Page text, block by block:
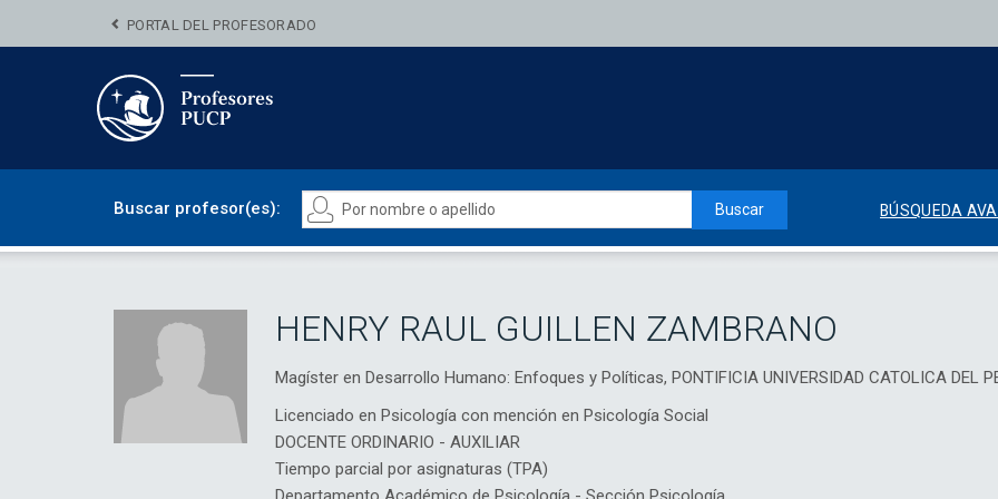
PORTAL DEL PROFESORADO
Buscar profesor(es): Buscar BÚSQUEDA
HENRY RAUL GUILLEN ZAMBRANO
Magíster en Desarrollo Humano: Enfoques y Políticas, PONTIFICIA UNIVERSIDAD CATOLICA DEL
Licenciado en Psicología con mención en Psicología Social
DOCENTE ORDINARIO - AUXILIAR
Tiempo parcial por asignaturas (TPA)